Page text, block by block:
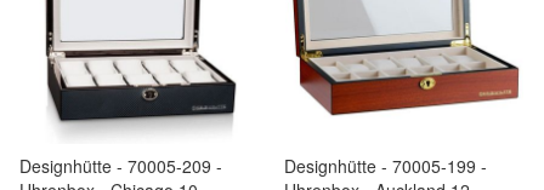
Designhütte - 70005-209 -
Designhütte - 70005-199 -